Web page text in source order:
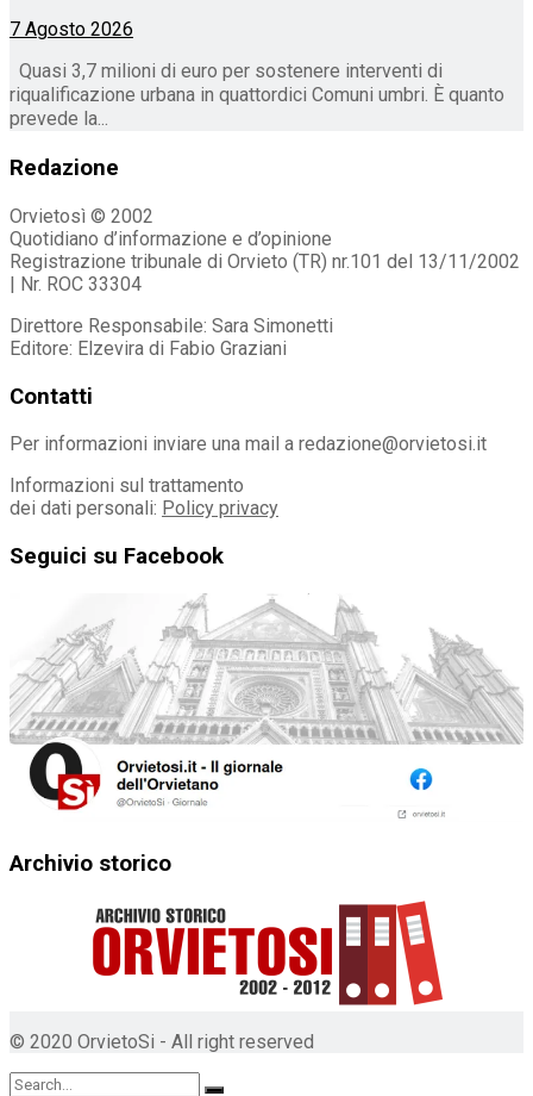
7 Agosto 2026
Quasi 3,7 milioni di euro per sostenere interventi di
riqualificazione urbana in quattordici Comuni umbri. È quanto
prevede la...
Redazione
Orvietosì © 2002
Quotidiano d’informazione e d’opinione
Registrazione tribunale di Orvieto (TR) nr.101 del 13/11/2002
| Nr. ROC 33304
Direttore Responsabile: Sara Simonetti
Editore: Elzevira di Fabio Graziani
Contatti
Per informazioni inviare una mail a redazione@orvietosi.it
Informazioni sul trattamento
dei dati personali: Policy privacy
Seguici su Facebook
Archivio storico
© 2020 OrvietoSi - All right reserved